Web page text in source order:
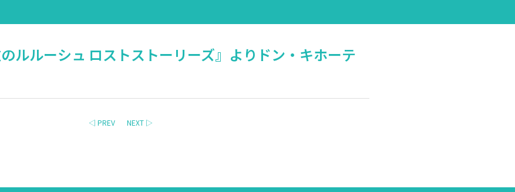
のルルーシュ ロストストーリーズ』よりドン・キホーテ
◁ PREV NEXT ▷